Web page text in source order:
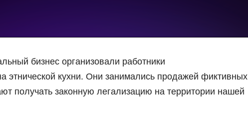
бизнес организовали работники
этнической кухни. Они занимались продажей фиктивных
получать законную легализацию на территории нашей